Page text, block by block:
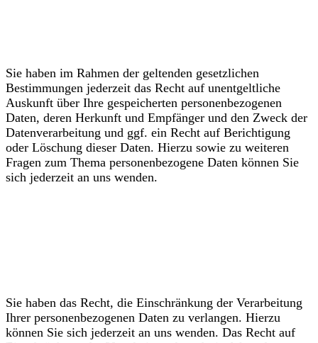
Sie haben im Rahmen der geltenden gesetzlichen
Bestimmungen jederzeit das Recht auf unentgeltliche
Auskunft über Ihre gespeicherten personenbezogenen
Daten, deren Herkunft und Empfänger und den Zweck der
Datenverarbeitung und ggf. ein Recht auf Berichtigung
oder Löschung dieser Daten. Hierzu sowie zu weiteren
Fragen zum Thema personenbezogene Daten können Sie
sich jederzeit an uns wenden.
Sie haben das Recht, die Einschränkung der Verarbeitung
Ihrer personenbezogenen Daten zu verlangen. Hierzu
können Sie sich jederzeit an uns wenden. Das Recht auf